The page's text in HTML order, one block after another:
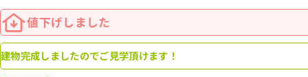
値下げしました
建物完成しましたのでご見学頂けます！